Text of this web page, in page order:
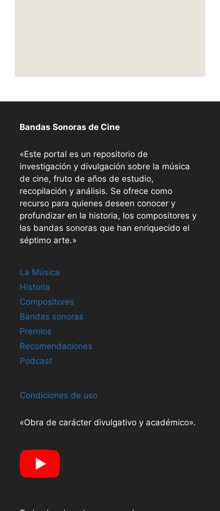
Bandas Sonoras de Cine
«Este portal es un repositorio de
investigación y divulgación sobre la música
de cine, fruto de años de estudio,
recopilación y análisis. Se ofrece como
recurso para quienes deseen conocer y
profundizar en la historia, los compositores y
las bandas sonoras que han enriquecido el
séptimo arte.»
La Música
Historia
Compositores
Bandas sonoras
Premios
Recomendaciones
Podcast
Condiciones de uso
«Obra de carácter divulgativo y académico».